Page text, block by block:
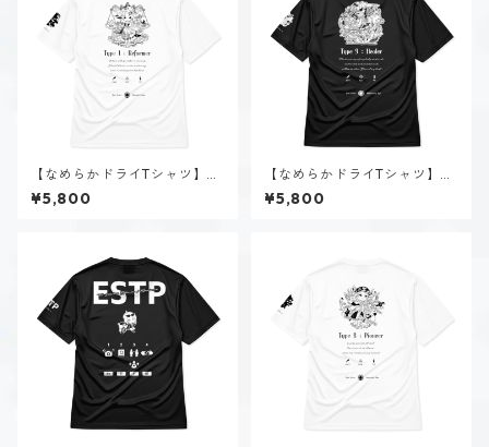
【なめらかドライTシャツ】タ
イプ１-正す人（ホーリー）｜
ホワイト
¥5,800
【なめらかドライTシャツ】タ
イプ９-慈しむ人（ダーク）｜
ブラック
¥5,800